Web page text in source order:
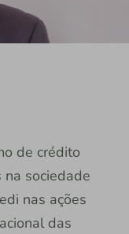
de crédito
sociedade
nas ações
das